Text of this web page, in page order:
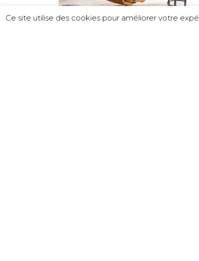
Ce site utilise des cookies pour améliorer votre